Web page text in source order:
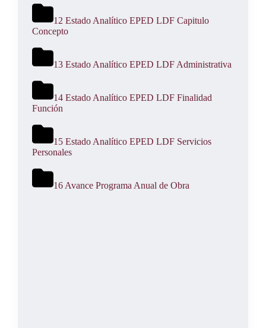
12 Estado Analítico EPED LDF Capitulo
Concepto
13 Estado Analítico EPED LDF Administrativa
14 Estado Analítico EPED LDF Finalidad
Función
15 Estado Analítico EPED LDF Servicios
Personales
16 Avance Programa Anual de Obra